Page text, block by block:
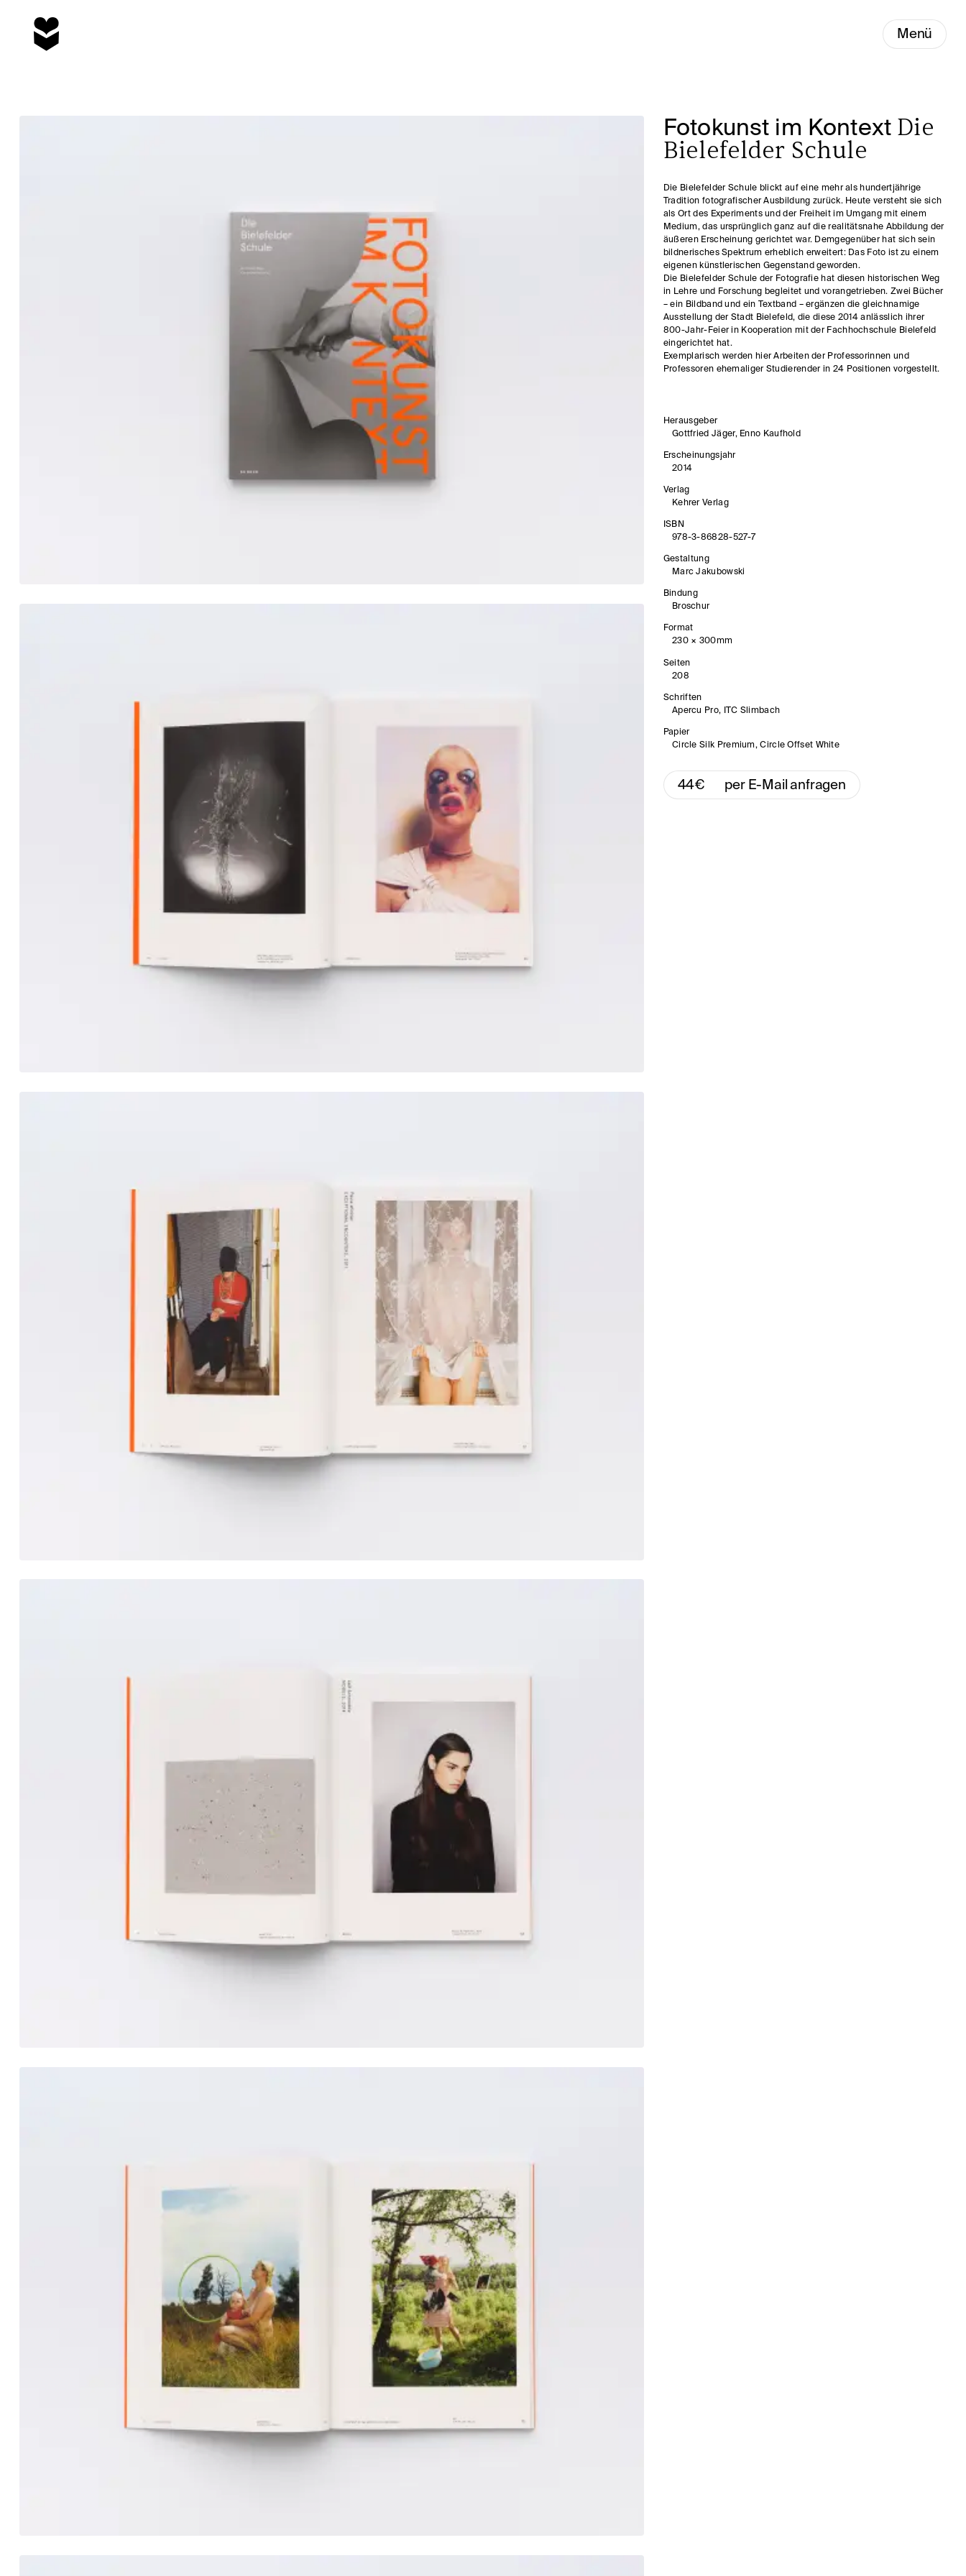
Menü
Fotokunst im Kontext Die
Bielefelder Schule
Die Bielefelder Schule blickt auf eine mehr als hundertjährige
Tradition fotografischer Ausbildung zurück. Heute versteht sie sich
als Ort des Experiments und der Freiheit im Umgang mit einem
Medium, das ursprünglich ganz auf die realitätsnahe Abbildung der
äußeren Erscheinung gerichtet war. Demgegenüber hat sich sein
bildnerisches Spektrum erheblich erweitert: Das Foto ist zu einem
eigenen künstlerischen Gegenstand geworden.
Die Bielefelder Schule der Fotografie hat diesen historischen Weg
in Lehre und Forschung begleitet und vorangetrieben. Zwei Bücher
– ein Bildband und ein Textband – ergänzen die gleichnamige
Ausstellung der Stadt Bielefeld, die diese 2014 anlässlich ihrer
800-Jahr-Feier in Kooperation mit der Fachhochschule Bielefeld
eingerichtet hat.
Exemplarisch werden hier Arbeiten der Professorinnen und
Professoren ehemaliger Studierender in 24 Positionen vorgestellt.
Herausgeber
Gottfried Jäger, Enno Kaufhold
Erscheinungsjahr
2014
Verlag
Kehrer Verlag
ISBN
978-3-86828-527-7
Gestaltung
Marc Jakubowski
Bindung
Broschur
Format
230 × 300mm
Seiten
208
Schriften
Apercu Pro, ITC Slimbach
Papier
Circle Silk Premium, Circle Offset White
44€ per E-Mail anfragen